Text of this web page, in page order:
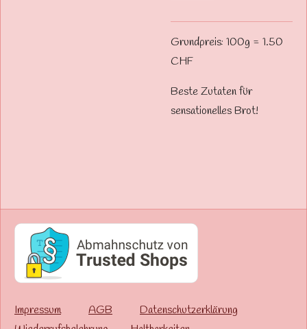
Grundpreis: 100g = 1.50
CHF
Beste Zutaten für
sensationelles Brot!
Impressum AGB
Datenschutzerklärung